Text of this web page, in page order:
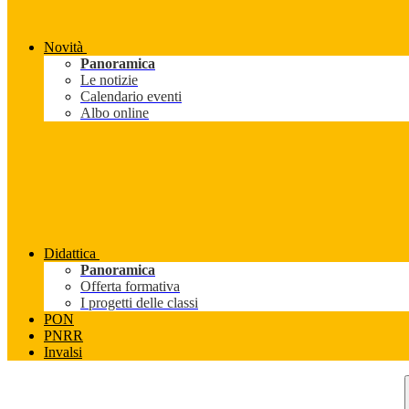
Novità
Panoramica
Le notizie
Calendario eventi
Albo online
Didattica
Panoramica
Offerta formativa
I progetti delle classi
PON
PNRR
Invalsi